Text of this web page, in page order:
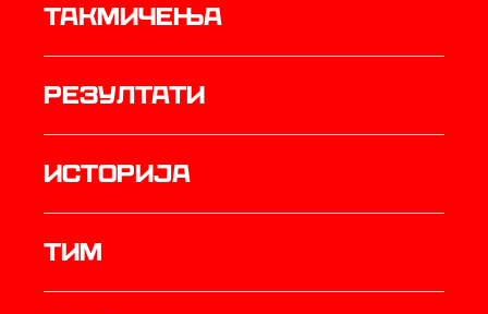
Такмичења
резултати
историја
ТИМ